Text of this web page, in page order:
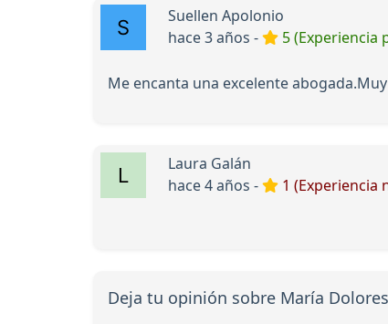
Suellen Apolonio
hace 3 años -
5 (Experiencia
Me encanta una excelente
Laura Galán
hace 4 años -
1 (Experiencia
Deja tu opinión sobre María